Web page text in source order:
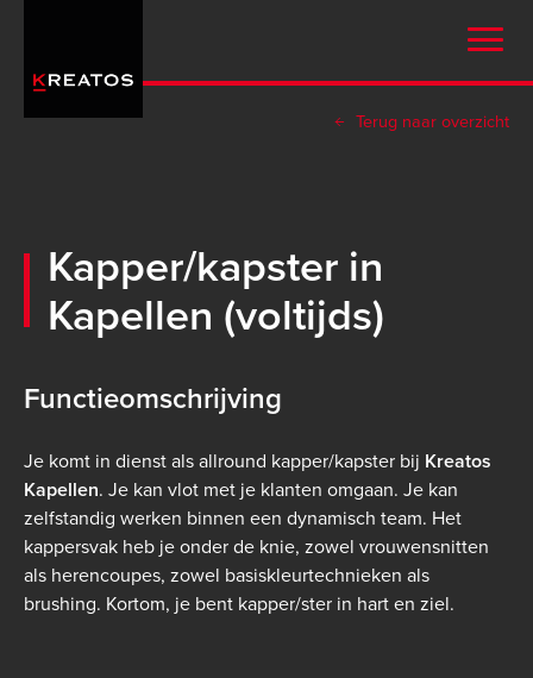
naar
inhoud
Terug naar overzicht
Kapper/kapster in
Kapellen (voltijds)
Functieomschrijving
Je komt in dienst als allround kapper/kapster bij Kreatos
Kapellen. Je kan vlot met je klanten omgaan. Je kan
zelfstandig werken binnen een dynamisch team. Het
kappersvak heb je onder de knie, zowel vrouwensnitten
als herencoupes, zowel basiskleurtechnieken als
brushing. Kortom, je bent kapper/ster in hart en ziel.